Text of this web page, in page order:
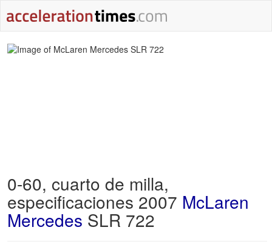
0-60, cuarto de milla,
especificaciones 2007 McLaren
Mercedes SLR 722